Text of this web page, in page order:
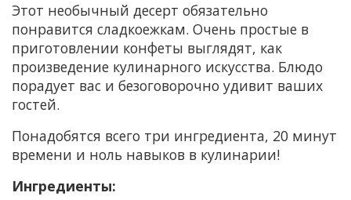
Этот необычный десерт обязательно
понравится сладкоежкам. Очень простые в
приготовлении конфеты выглядят, как
произведение кулинарного искусства. Блюдо
порадует вас и безоговорочно удивит ваших
гостей.
Понадобятся всего три ингредиента, 20 минут
времени и ноль навыков в кулинарии!
Ингредиенты: